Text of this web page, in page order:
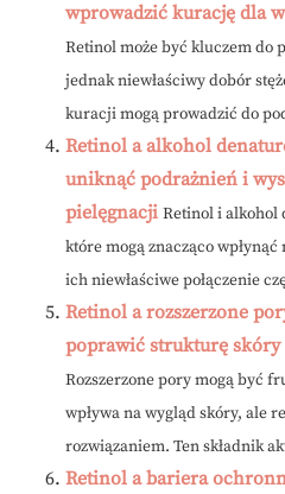
wprowadzić kurację dla
Retinol może być kluczem do
jednak niewłaściwy dobór
kuracji mogą prowadzić do
Retinol a alkohol
uniknąć podrażnień i
pielęgnacji Retinol i alkohol
które mogą znacząco
ich niewłaściwe połączenie
Retinol a rozszerzone
poprawić strukturę
Rozszerzone pory mogą być
wpływa na wygląd skóry, ale
rozwiązaniem. Ten składnik
Retinol a bariera